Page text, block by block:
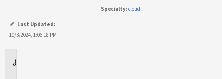
Specialty:cloud
Last Updated:
10/3/2024, 1:06:18 PM